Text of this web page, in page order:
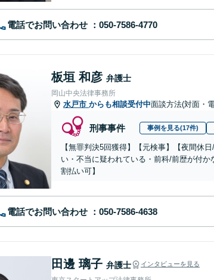
電話でお問い合わせ
板垣 和彦 弁護士
岡山中央法律事務所
水戸市 からも相談受付中面談方法(対面・
刑事事件 事例を見る(17件)
【無罪判決5回獲得】【元検事】【夜間休
い・不当に疑われている・前科/前歴が付
割払い可】
電話でお問い合わせ
田邊 璃子 弁護士 インタビューを見る